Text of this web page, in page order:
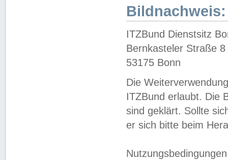
Bildnachweis:
ITZBund Dienstsitz
Bernkasteler Straße 8
53175 Bonn
Die
ITZBund erlaubt. Die
sind geklärt. Sollte
er sich bitte beim